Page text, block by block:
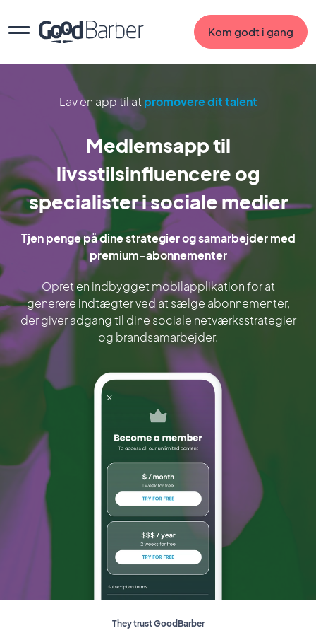
Kom godt i gang
Lav en app til at promovere dit talent
Medlemsapp til
livsstilsinfluencere og
specialister i sociale medier
Tjen penge på dine strategier og samarbejder med
premium-abonnementer
Opret en indbygget mobilapplikation for at
generere indtægter ved at sælge abonnementer,
der giver adgang til dine sociale netværksstrategier
og brandsamarbejder.
They trust GoodBarber